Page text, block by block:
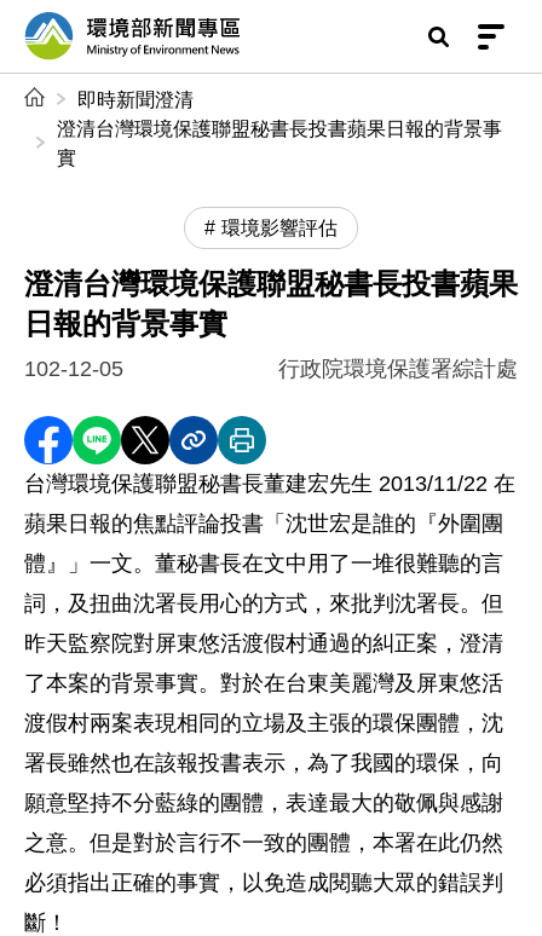
前往中央內容區塊
環境部新聞專區
即時新聞澄清
澄清台灣環境保護聯盟秘書長投書蘋果日報的背景事
實
環境影響評估
澄清台灣環境保護聯盟秘書長投書蘋果
日報的背景事實
102-12-05 行政院環境保護署綜計處
分享至 Facebook
分享到 LINE
分享到 X分享內容連結
列印本頁
台灣環境保護聯盟秘書長董建宏先生 2013/11/22 在
蘋果日報的焦點評論投書「沈世宏是誰的『外圍團
體』」一文。董秘書長在文中用了一堆很難聽的言
詞，及扭曲沈署長用心的方式，來批判沈署長。但
昨天監察院對屏東悠活渡假村通過的糾正案，澄清
了本案的背景事實。對於在台東美麗灣及屏東悠活
渡假村兩案表現相同的立場及主張的環保團體，沈
署長雖然也在該報投書表示，為了我國的環保，向
願意堅持不分藍綠的團體，表達最大的敬佩與感謝
之意。但是對於言行不一致的團體，本署在此仍然
必須指出正確的事實，以免造成閱聽大眾的錯誤判
斷！